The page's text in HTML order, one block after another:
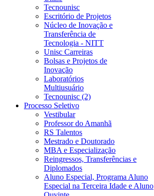
Tecnounisc
Escritório de Projetos
Núcleo de Inovação e
Transferência de
Tecnologia - NITT
Unisc Carreiras
Bolsas e Projetos de
Inovação
Laboratórios
Multiusuário
Tecnounisc (2)
Processo Seletivo
Vestibular
Professor do Amanhã
RS Talentos
Mestrado e Doutorado
MBA e Especialização
Reingressos, Transferências e
Diplomados
Aluno Especial, Programa Aluno
Especial na Terceira Idade e Aluno